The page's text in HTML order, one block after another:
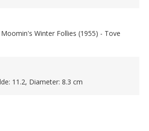
Winter Follies (1955) - Tove
11.2, Diameter: 8.3 cm